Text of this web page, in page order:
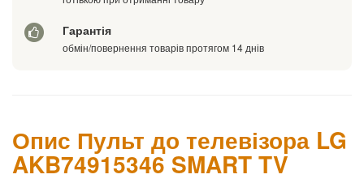
Гарантія
обмін/повернення товарів протягом 14 днів
Опис Пульт до телевізора LG
AKB74915346 SMART TV